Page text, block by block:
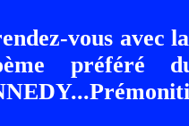
vous avec
préféré